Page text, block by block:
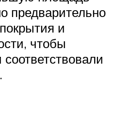
предварительно
и
чтобы